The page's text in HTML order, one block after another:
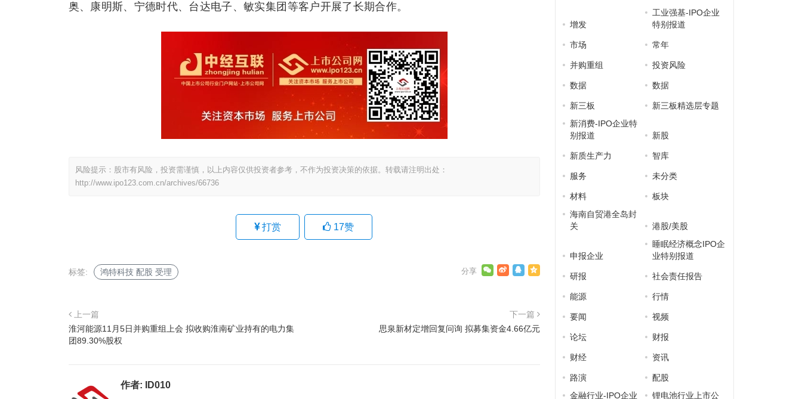
奥、康明斯、宁德时代、台达电子、敏实集团等客户开展了长期合作。
风险提示：股市有风险，投资需谨慎，以上内容仅供投资者参考，不作为投资决策的依据。转载请注明出处：
http://www.ipo123.com.cn/archives/66736
打赏 17赞
标签: 鸿特科技 配股 受理
上一篇
淮河能源11月5日并购重组上会 拟收购淮南矿业持有的电力集
团89.30%股权
下一篇
思泉新材定增回复问询 拟募集资金4.66亿元
作者: ID010
增发
工业强基-IPO企业
特别报道
市场 常年
并购重组 投资风险
数据 数据
新三板
新三板精选层专题
新消费-IPO企业特
别报道
新股
新质生产力 智库
服务 未分类
材料
板块
海南自贸港全岛封
关
港股/美股
申报企业
睡眠经济概念IPO企
业特别报道
研报 社会责任报告
能源 行情
要闻 视频
论坛 财报
财经 资讯
路演
配股
金融行业-IPO企业
锂电池行业上市公